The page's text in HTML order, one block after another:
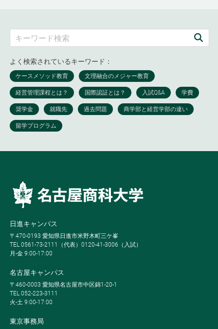
よく検索されているキーワード：
日進キャンパス
〒470-0193 愛知県日進市米野木町三ケ峯
TEL 0561-73-2111（代表）0120-41-3006（入試）
月-金 9:00-17:00
名古屋キャンパス
〒460-0003 愛知県名古屋市中区錦1-20-1
TEL 052-223-3111
火-土 9:00-17:00
東京事務局